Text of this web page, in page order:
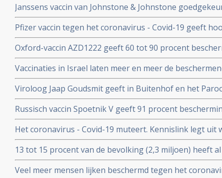
immuunreacties beinvloeden de ernst van de ziekte
Janssens vaccin van Johnstone & Johnstone
vaccin tegen het coronavirus.
Pfizer vaccin tegen het coronavirus - Covid-19 geeft
met 90 procent effectiviteit, maar er zijn nog veel
Oxford-vaccin AZD1222 geeft 60 tot 90 procent
Covid-19 zegt producent Astrazeneca in een
Vaccinaties in Israel laten meer en meer de
een maand meer jongeren opgenomen dan ouderen in
Viroloog Jaap Goudsmit geeft in Buitenhof en het
snel van de maatregelen afkomen. Vaccineer alle 60
Russisch vaccin Spoetnik V geeft 91 procent
procent bescherming tegen ernstig ziek worden. Blijkt
tussenresultaten
Het coronavirus - Covid-19 muteert. Kennislink legt uit
vaccins bv.
13 tot 15 procent van de bevolking (2,3 miljoen) heeft
coronavirus aangemaakt en hebben al langdurende
opgebouwd. Blijkt uit onderzoek van bloedbank
Veel meer mensen lijken beschermd tegen het